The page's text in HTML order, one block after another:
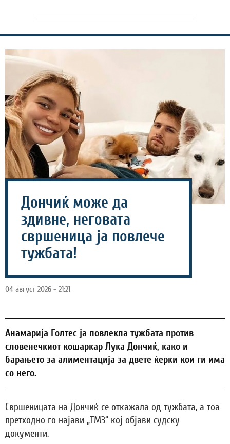
Дончиќ може да
здивне, неговата
свршеница ја повлече
тужбата!
04 август 2026 - 21:21
Анамарија Голтес ја повлекла тужбата против
словенечкиот кошаркар Лука Дончиќ, како и
барањето за алиментација за двете ќерки кои ги има
со него.
Свршеницата на Дончиќ се откажала од тужбата, а тоа
претходно го најави „ТМЗ“ кој објави судску
документи.